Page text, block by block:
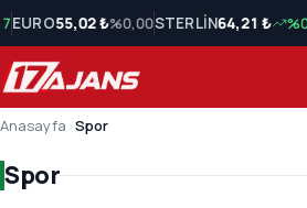
EURO55,02 ₺%0,00STERLİN64,21 ₺
Anasayfa Spor
Spor